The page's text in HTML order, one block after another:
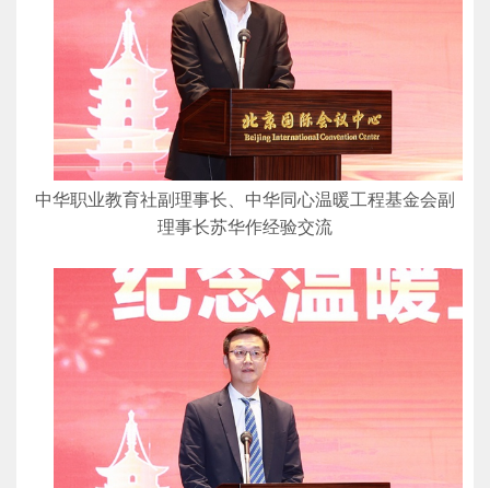
中华职业教育社副理事长、中华同心温暖工程基金会副
理事长苏华作经验交流